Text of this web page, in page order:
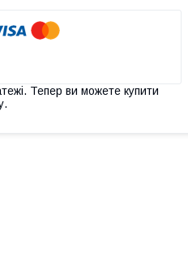
Тепер ви можете купити